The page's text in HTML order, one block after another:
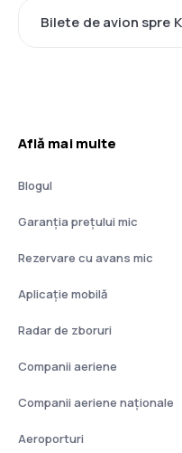
Bilete de avion spre
Află mai multe
Blogul
Garanția prețului mic
Rezervare cu avans mic
Aplicație mobilă
Radar de zboruri
Companii aeriene
Companii aeriene naţionale
Aeroporturi